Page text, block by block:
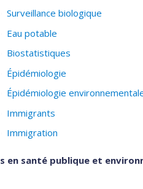
Surveillance biologique
Eau potable
Biostatistiques
Épidémiologie
Épidémiologie
Immigrants
Immigration
en santé publique et